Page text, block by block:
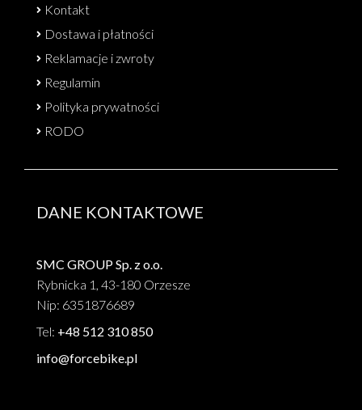
Kontakt
Dostawa i płatności
Reklamacje i zwroty
Regulamin
Polityka prywatności
RODO
DANE KONTAKTOWE
SMC GROUP Sp. z o.o.
Rybnicka 1, 43-180 Orzesze
Nip: 6351876689
Tel: +48 512 310 850
info@forcebike.pl